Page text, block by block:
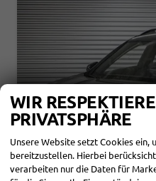
WIR
PRIVATSPHÄRE
Unsere Website setzt Cookies ein,
bereitzustellen. Hierbei
verarbeiten nur die Daten für